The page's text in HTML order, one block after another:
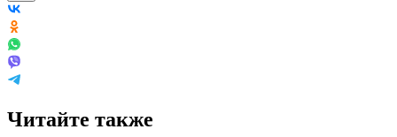
Читайте также